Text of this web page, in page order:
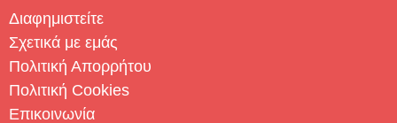
Διαφημιστείτε
Σχετικά με εμάς
Πολιτική Απορρήτου
Πολιτική Cookies
Επικοινωνία